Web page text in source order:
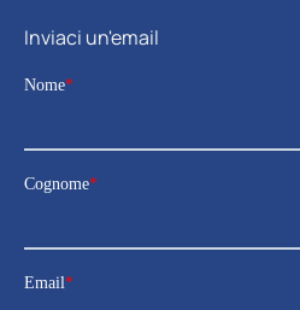
Inviaci un'email